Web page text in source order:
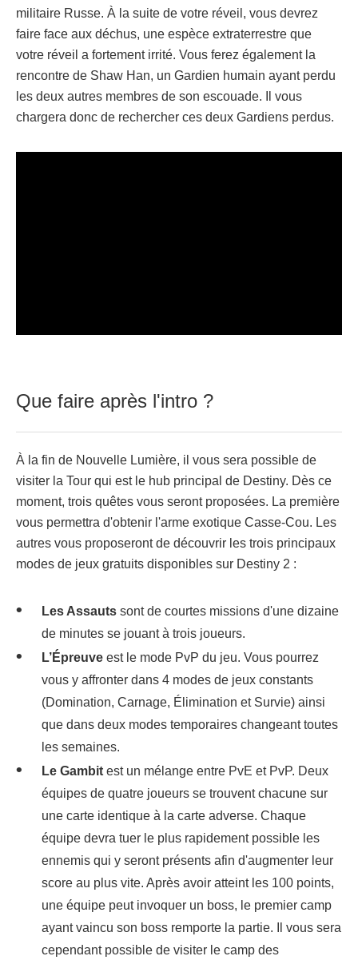
militaire Russe. À la suite de votre réveil, vous devrez
faire face aux déchus, une espèce extraterrestre que
votre réveil a fortement irrité. Vous ferez également la
rencontre de Shaw Han, un Gardien humain ayant perdu
les deux autres membres de son escouade. Il vous
chargera donc de rechercher ces deux Gardiens perdus.
Que faire après l'intro ?
À la fin de Nouvelle Lumière, il vous sera possible de
visiter la Tour qui est le hub principal de Destiny. Dès ce
moment, trois quêtes vous seront proposées. La première
vous permettra d'obtenir l'arme exotique Casse-Cou. Les
autres vous proposeront de découvrir les trois principaux
modes de jeux gratuits disponibles sur Destiny 2 :
Les Assauts sont de courtes missions d'une dizaine
de minutes se jouant à trois joueurs.
L’Épreuve est le mode PvP du jeu. Vous pourrez
vous y affronter dans 4 modes de jeux constants
(Domination, Carnage, Élimination et Survie) ainsi
que dans deux modes temporaires changeant toutes
les semaines.
Le Gambit est un mélange entre PvE et PvP. Deux
équipes de quatre joueurs se trouvent chacune sur
une carte identique à la carte adverse. Chaque
équipe devra tuer le plus rapidement possible les
ennemis qui y seront présents afin d'augmenter leur
score au plus vite. Après avoir atteint les 100 points,
une équipe peut invoquer un boss, le premier camp
ayant vaincu son boss remporte la partie. Il vous sera
cependant possible de visiter le camp des